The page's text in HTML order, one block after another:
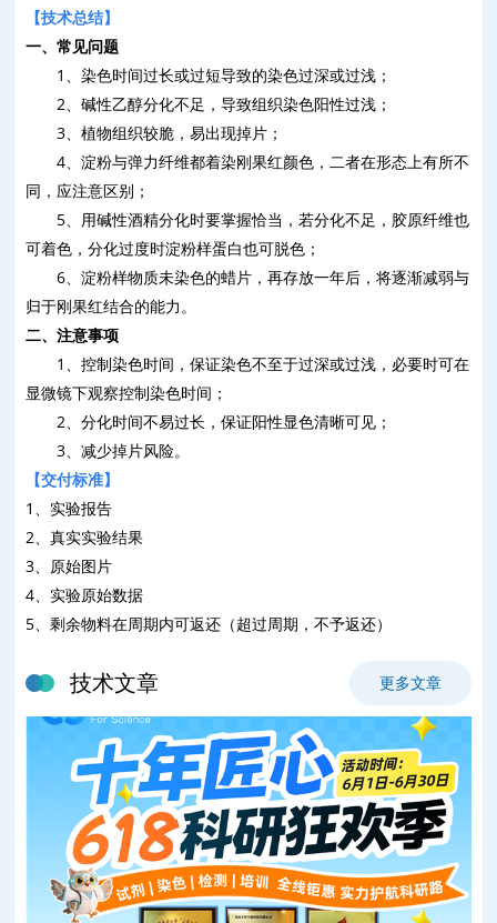
【技术总结】
一、常见问题
1
、染色时间过长或过短导致的染色过深或过浅；
2 、碱性乙醇分化不足，导致组织染色阳性过浅；
3 、植物组织较脆，易出现掉片；
4 、淀粉与弹力纤维都着染刚果红颜色，二者在形态上有所不
同，应注意区别；
5 、用碱性酒精分化时要掌握恰当，若分化不足，胶原纤维也
可着色，分化过度时淀粉样蛋白也可脱色；
6 、淀粉样物质未染色的蜡片，再存放一年后，将逐渐减弱与
归于刚果红结合的能力。
二、注意事项
1
、控制染色时间，保证染色不至于过深或过浅，必要时可在
显微镜下观察控制染色时间；
2 、分化时间不易过长，保证阳性显色清晰可见；
3 、减少掉片风险。
【交付标准】
1
、实验报告
2 、真实实验结果
3
原始图片
4 、实验原始数据
5 、剩余物料在周期内可返还（超过周期，不予返还）
技术文章 更多文章